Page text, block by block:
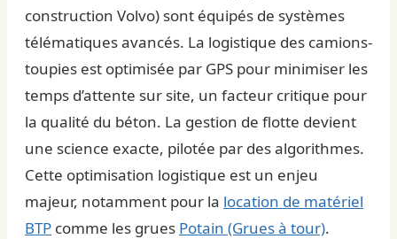
construction Volvo) sont équipés de systèmes
télématiques avancés. La logistique des camions-
toupies est optimisée par GPS pour minimiser les
temps d’attente sur site, un facteur critique pour
la qualité du béton. La gestion de flotte devient
une science exacte, pilotée par des algorithmes.
Cette optimisation logistique est un enjeu
majeur, notamment pour la location de matériel
BTP comme les grues Potain (Grues à tour).